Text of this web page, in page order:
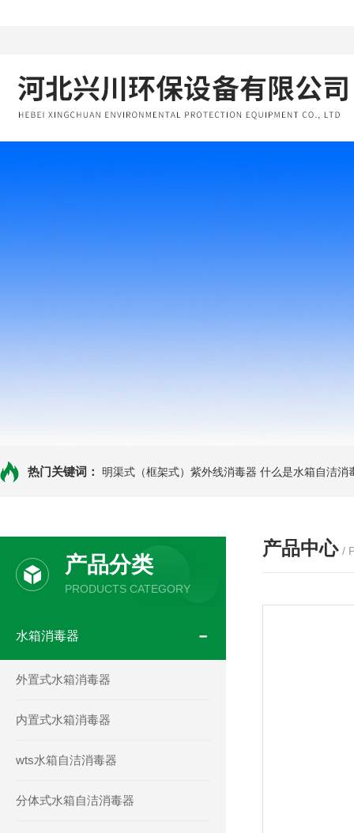
热门关键词： 明渠式（框架式）紫外线消毒器 什么是水箱自洁消
产品分类
PRODUCTS CATEGORY
水箱消毒器
外置式水箱消毒器
内置式水箱消毒器
wts水箱自洁消毒器
分体式水箱自洁消毒器
产品中心 /